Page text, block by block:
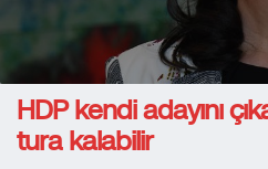
HDP kendi adayını
tura kalabilir